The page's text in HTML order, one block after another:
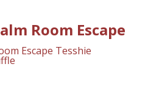
Room Escape
Tesshie